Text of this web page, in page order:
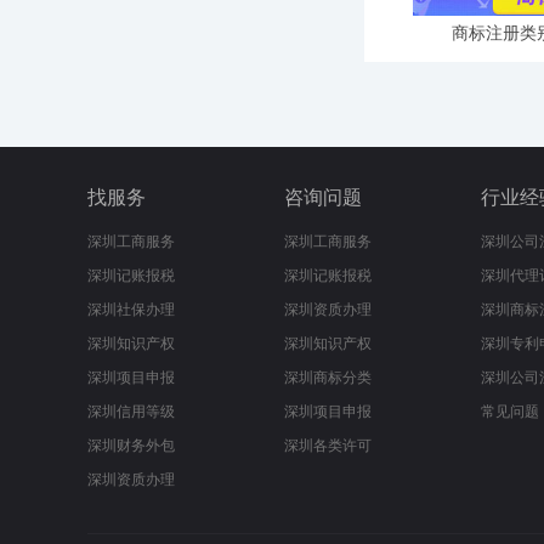
商标注册类
找服务
深圳工商服务
深圳记账报税
深圳社保办理
深圳知识产权
深圳项目申报
深圳信用等级
深圳财务外包
深圳资质办理
咨询问题
深圳工商服务
深圳记账报税
深圳资质办理
深圳知识产权
深圳商标分类
深圳项目申报
深圳各类许可
行业经
深圳公司
深圳代理
深圳商标
深圳专利
深圳公司
常见问题